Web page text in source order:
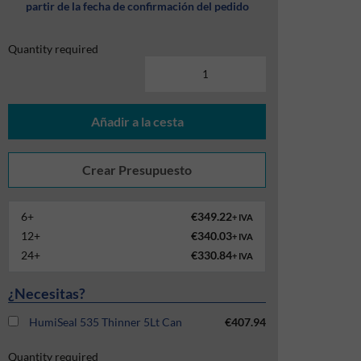
partir de la fecha de confirmación del pedido
Quantity required
Añadir a la cesta
6+ €349.22+ IVA
12+ €340.03+ IVA
24+ €330.84+ IVA
¿Necesitas?
HumiSeal 535 Thinner 5Lt Can €407.94
Quantity required